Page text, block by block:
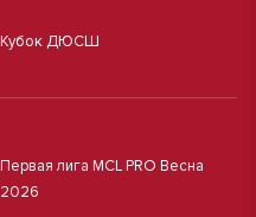
Кубок ДЮСШ
Первая лига MCL PRO Весна
2026